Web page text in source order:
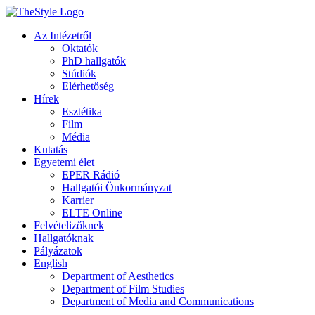
Az Intézetről
Oktatók
PhD hallgatók
Stúdiók
Elérhetőség
Hírek
Esztétika
Film
Média
Kutatás
Egyetemi élet
EPER Rádió
Hallgatói Önkormányzat
Karrier
ELTE Online
Felvételizőknek
Hallgatóknak
Pályázatok
English
Department of Aesthetics
Department of Film Studies
Department of Media and Communications